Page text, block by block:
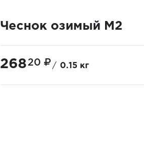
Чеснок озимый М2
268 20 / 0.15 кг